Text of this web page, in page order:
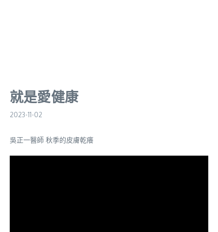
就是愛健康
2023-11-02
吳正一醫師 秋季的皮膚乾癢